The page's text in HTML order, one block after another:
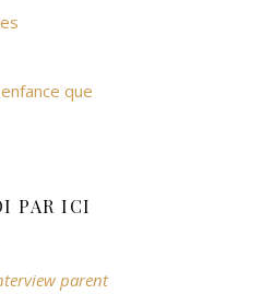
que
PAR ICI
parent